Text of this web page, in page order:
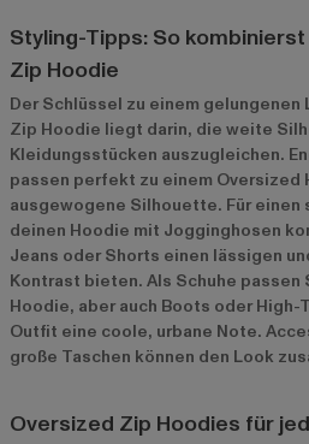
Styling-Tipps: So
Zip Hoodie
Der Schlüssel zu einem
Zip Hoodie liegt darin, die weite
Kleidungsstücken auszugleichen.
passen perfekt zu einem Oversized
ausgewogene Silhouette. Für
deinen Hoodie mit Jogginghosen
Jeans oder Shorts einen lässigen
Kontrast bieten. Als Schuhe passen
Hoodie, aber auch Boots oder
Outfit eine coole, urbane Note.
große Taschen können den Look
Oversized Zip Hoodies für